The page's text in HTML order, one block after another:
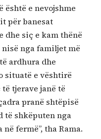
është e nevojshme
për banesat
dhe siç e kam thënë
nga familjet më
ardhura dhe
situatë e vështirë
tjerave janë të
pranë shtëpisë
të shkëputen nga
fermë”, tha Rama.